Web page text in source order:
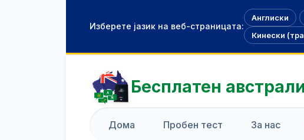
Изберете јазик на веб-страницата:
Англиски
Кинески
Бесплатен
Дома Пробен тест За нас